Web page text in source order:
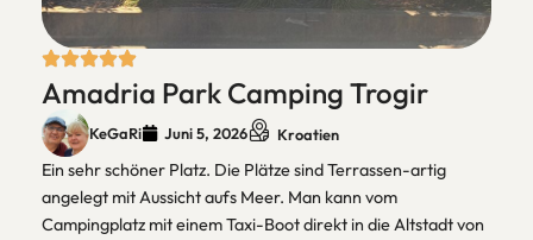
Amadria Park Camping Trogir
KeGaRi Juni 5, 2026 Kroatien
Ein sehr schöner Platz. Die Plätze sind Terrassen-artig
angelegt mit Aussicht aufs Meer. Man kann vom
Campingplatz mit einem Taxi-Boot direkt in die Altstadt von